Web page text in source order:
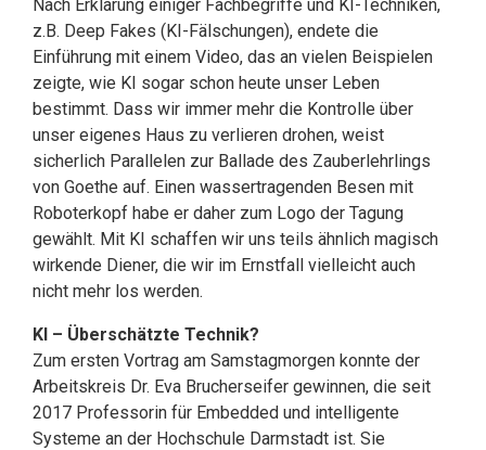
Nach Erklärung einiger Fachbegriffe und KI-Techniken,
z.B. Deep Fakes (KI-Fälschungen), endete die
Einführung mit einem Video, das an vielen Beispielen
zeigte, wie KI sogar schon heute unser Leben
bestimmt. Dass wir immer mehr die Kontrolle über
unser eigenes Haus zu verlieren drohen, weist
sicherlich Parallelen zur Ballade des Zauber­lehrlings
von Goethe auf. Einen wassertragenden Besen mit
Roboter­­kopf habe er daher zum Logo der Tagung
gewählt. Mit KI schaffen wir uns teils ähnlich magisch
wirkende Diener, die wir im Ernstfall vielleicht auch
nicht mehr los werden.
KI – Überschätzte Technik?
Zum ersten Vortrag am Samstagmorgen konnte der
Arbeitskreis Dr. Eva Brucher­seifer gewinnen, die seit
2017 Professorin für Embedded und intelligente
Systeme an der Hochschule Darmstadt ist. Sie